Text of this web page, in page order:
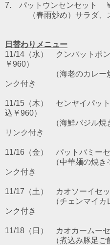
7. パットウンセンセット ￥
（春雨炒め）サラダ、ス
日替わりメニュー
11/14（水） クンパットポ
￥960）
（海老のカレー炒め
ンク付き
11/15（木） センヤイパッ
込￥960）
（海鮮バジル焼きそ
リンク付き
11/16（金） パットバミー
（中華麺の焼きそば
ンク付き
11/17（土） カオソーイセ
（チェンマイカレー
ンク付き
11/18（日） カオカームー
（煮込み豚足ご飯）